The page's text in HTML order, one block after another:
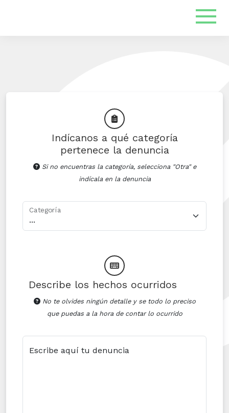
Indícanos a qué categoría
pertenece la denuncia
Si no encuentras la categoría, selecciona "Otra" e
indícala en la denuncia
Categoría
Describe los hechos ocurridos
No te olvides ningún detalle y se todo lo preciso
que puedas a la hora de contar lo ocurrido
Escribe aquí tu denuncia